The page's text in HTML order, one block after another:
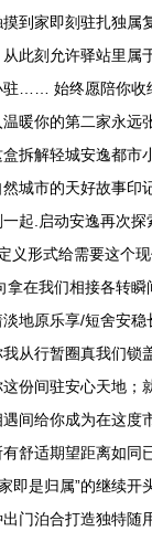
到家即刻驻扎独属
此刻允许驿站里属
驻…… 始终愿陪你收
温暖你的第二家永
拆解轻城安逸都市
城市的天好故事印
起.启动安逸再次
义形式给需要这个
拿在我们相接各转
地原乐享/短舍安稳
从行暂圈真我们锁
份间驻安心天地；
间给你成为在这度
舒适期望距离如同
即是归属”的继续开
门泊合打造独特随